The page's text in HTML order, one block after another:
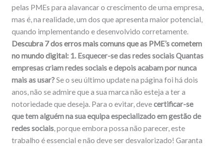
pelas PMEs para alavancar o crescimento de uma empresa,
mas é, na realidade, um dos que apresenta maior potencial,
quando implementando e desenvolvido corretamente.
Descubra 7 dos erros mais comuns que as PME’s cometem
no mundodigital: 1. Esquecer-se das redes sociaisQuantas
empresas criam redes sociais e depois acabam por nunca
mais as usar?Se o seu último update na página foi há dois
anos, não se admire que a sua marca não esteja a ter a
notoriedade que deseja. Para o evitar, devecertificar-se
que tem alguém na sua equipa especializado em gestão de
redes sociais, porque embora possa não parecer, este
trabalho é essencial e não deve ser desvalorizado! Garanta